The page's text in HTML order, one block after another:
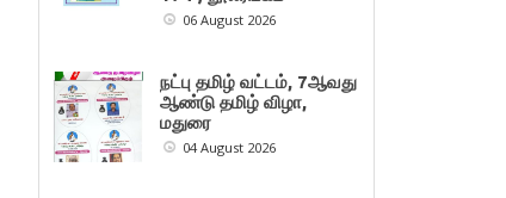
06 August 2026
நட்பு தமிழ் வட்டம், 7ஆவது
ஆண்டு தமிழ் விழா,
மதுரை
04 August 2026